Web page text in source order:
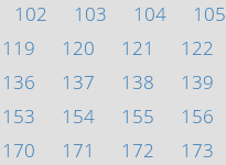
102 103 104
105
119 120 121
122
136 137 138
139
153 154 155
156
170 171 172
173